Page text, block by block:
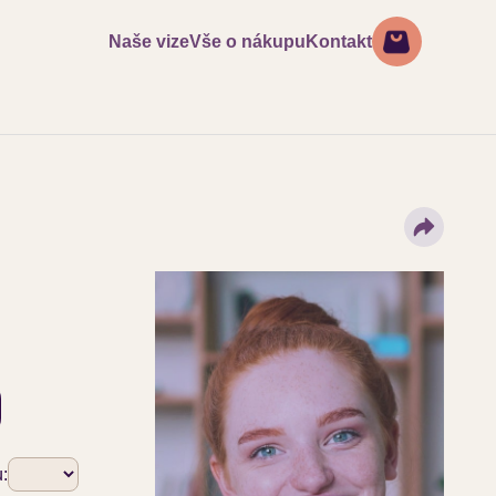
Naše vizeVše o nákupu Kontakt